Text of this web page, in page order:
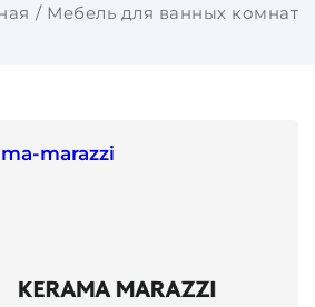
Мебель для ванных комнат
marazzi